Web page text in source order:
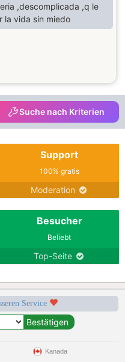
,descomplicada ,q le
la vida sin miedo
Suche nach Kriterien
Support
100% gratis
Moderation
Besucher
Beliebt
Top-Seite
Service
Kanada